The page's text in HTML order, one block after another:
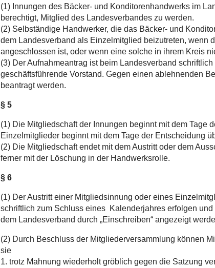
(1) Innungen des Bäcker- und Konditorenhandwerks im
berechtigt, Mitglied des Landesverbandes zu werden.
(2) Selbständige Handwerker, die das Bäcker- und
dem Landesverband als Einzelmitglied beizutreten, wenn
angeschlossen ist, oder wenn eine solche in ihrem Kreis
(3) Der Aufnahmeantrag ist beim Landesverband
geschäftsführende Vorstand. Gegen einen ablehnenden
beantragt werden.
§ 5
(1) Die Mitgliedschaft der Innungen beginnt mit dem Tage
Einzelmitglieder beginnt mit dem Tage der Entscheidung
(2) Die Mitgliedschaft endet mit dem Austritt oder dem
ferner mit der Löschung in der Handwerksrolle.
§ 6
(1) Der Austritt einer Mitgliedsinnung oder eines
schriftlich zum Schluss eines Kalenderjahres erfolgen
dem Landesverband durch „Einschreiben“ angezeigt
(2) Durch Beschluss der Mitgliederversammlung können
sie
1. trotz Mahnung wiederholt gröblich gegen die Satzung